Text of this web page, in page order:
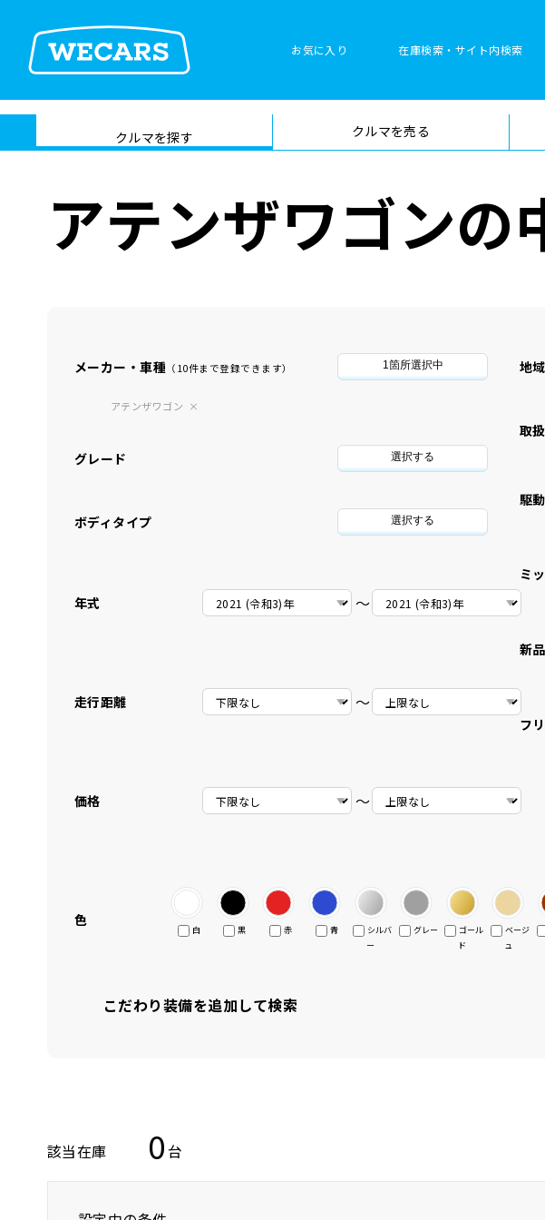
お気に入り 在庫検索・サイト内検索
在庫検索
サイト内検
索
クルマを探す クルマを売る
車検料
アテンザワゴンの
メーカー・車種 （10件まで登録できます） 1箇所選択中
アテンザワゴン
グレード 選択する
ボディタイプ 選択する
年式 〜
走行距離 〜
価格 〜
地域
取
駆動
ミ
新
フ
色
白 黒 赤 青
シルバ
ー
グレー
ゴール
ド
ベージ
ュ
こだわり装備を追加して検索
該当在庫 0台